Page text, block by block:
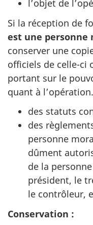
l’objet de
Si la réception de
est une personne
conserver une
officiels de celle-ci
portant sur le
quant à
des statuts
des
personne
dûment
de la
président, le
le contrôleur,
Conservation :